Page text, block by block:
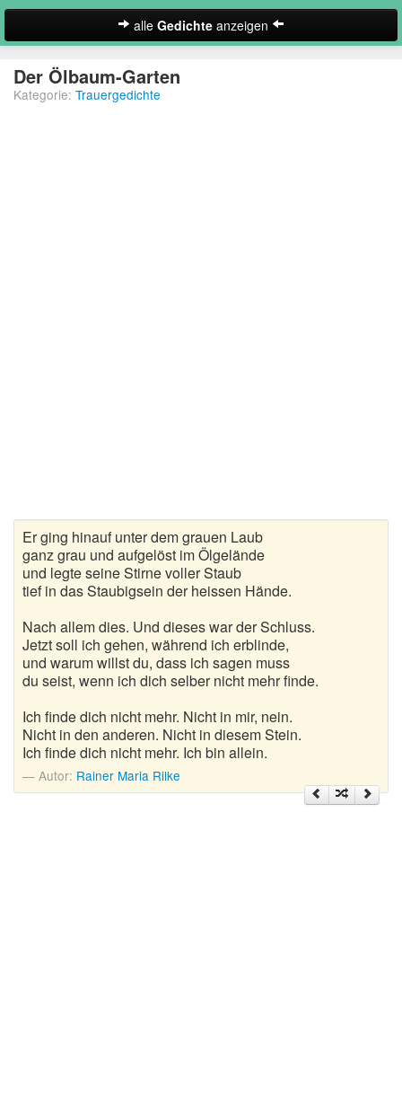
alle Gedichte anzeigen
Neues Gedicht eintragen
Hochzeitsgedichte
Kindergedichte
Kurze Gedichte
Liebesgedichte
Muttertagsgedichte
Neujahrsgedichte
Der Ölbaum-Garten
Kategorie: Trauergedichte
Er ging hinauf unter dem grauen Laub
ganz grau und aufgelöst im Ölgelände
und legte seine Stirne voller Staub
tief in das Staubigsein der heissen Hände.
Nach allem dies. Und dieses war der Schluss.
Jetzt soll ich gehen, während ich erblinde,
und warum willst du, dass ich sagen muss
du seist, wenn ich dich selber nicht mehr finde.
Ich finde dich nicht mehr. Nicht in mir, nein.
Nicht in den anderen. Nicht in diesem Stein.
Ich finde dich nicht mehr. Ich bin allein.
Autor: Rainer Maria Rilke